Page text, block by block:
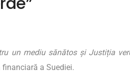
un mediu sănătos și Justiția
a Suediei.